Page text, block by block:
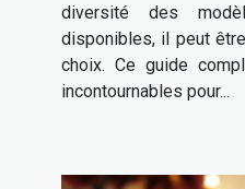
diversité des
disponibles, il peut
choix. Ce guide
incontournables pour...